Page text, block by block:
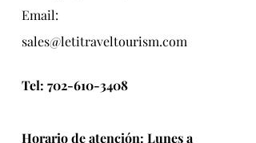
Email:
sales@letitraveltourism.com
Tel: 702-610-3408
Horario de atención: Lunes a